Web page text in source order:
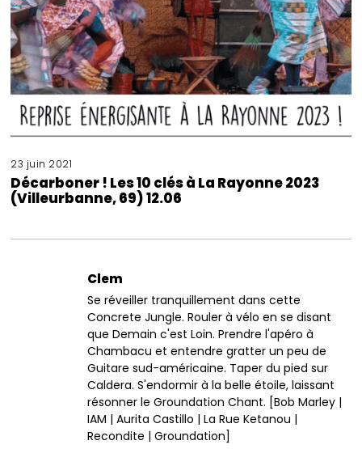
23 juin 2021
Décarboner ! Les 10 clés à La Rayonne 2023
(Villeurbanne, 69) 12.06
Clem
Se réveiller tranquillement dans cette
Concrete Jungle. Rouler à vélo en se disant
que Demain c'est Loin. Prendre l'apéro à
Chambacu et entendre gratter un peu de
Guitare sud-américaine. Taper du pied sur
Caldera. S'endormir à la belle étoile, laissant
résonner le Groundation Chant. [Bob Marley |
IAM | Aurita Castillo | La Rue Ketanou |
Recondite | Groundation]